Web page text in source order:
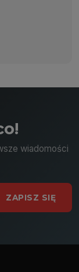
wiadomości
ZAPISZ SIĘ